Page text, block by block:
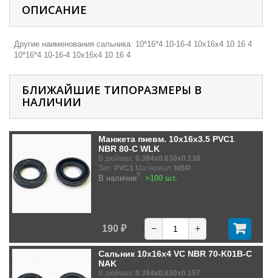
ОПИСАНИЕ
Другие наименования сальника: 10*16*4 10-16-4 10х16х4 10 16 4
10*16*4 10-16-4 10х16х4 10 16 4
БЛИЖАЙШИЕ ТИПОРАЗМЕРЫ В
НАЛИЧИИ
Манжета пневм. 10x16x3.5 PVC1
NBR 80-C WLK
В дюймах: 0.394x0.630x0.138
Тип: PVC1 Материал: NBR
В наличии?: >100 шт.
190 ₽ − +
Сальник 10x16x4 VC NBR 70-K01B-C
NAK
В дюймах: 0.394x0.630x0.157